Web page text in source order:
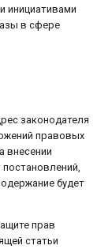
инициативами
в сфере
законодателя
правовых
внесении
будет
прав
статьи